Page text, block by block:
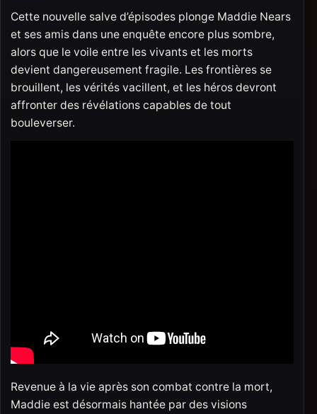
Cette nouvelle salve d’épisodes plonge Maddie Nears
et ses amis dans une enquête encore plus sombre,
alors que le voile entre les vivants et les morts
devient dangereusement fragile. Les frontières se
brouillent, les vérités vacillent, et les héros devront
affronter des révélations capables de tout
bouleverser.
Revenue à la vie après son combat contre la mort,
Maddie est désormais hantée par des visions